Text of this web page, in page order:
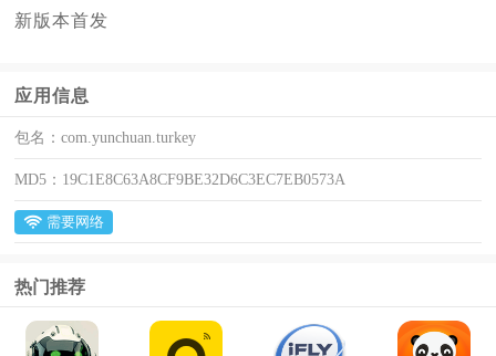
新版本首发
应用信息
包名：com.yunchuan.turkey
MD5： 19C1E8C63A8CF9BE32D6C3EC7EB0573A
需要网络
热门推荐